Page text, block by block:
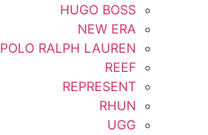
HUGO BOSS
NEW ERA
POLO RALPH LAUREN
REEF
REPRESENT
RHUN
UGG